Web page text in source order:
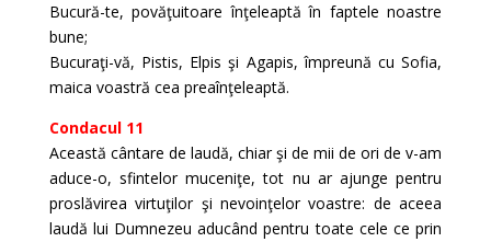
Bucură-te, povăţuitoare înţeleaptă în faptele noastre
bune;
Bucuraţi-vă, Pistis, Elpis şi Agapis, împreună cu Sofia,
maica voastră cea preaînţeleaptă.
Condacul 11
Această cântare de laudă, chiar şi de mii de ori de v-am
aduce-o, sfintelor muceniţe, tot nu ar ajunge pentru
proslăvirea virtuţilor şi nevoinţelor voastre: de aceea
laudă lui Dumnezeu aducând pentru toate cele ce prin